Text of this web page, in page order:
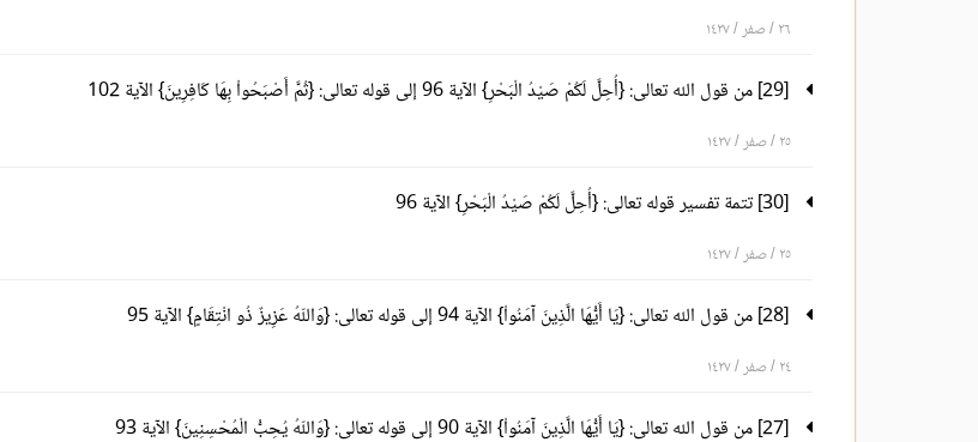
٢٦ / صفر / ١٤٢٧
[29] من قول الله تعالى: {أُحِلَّ لَكُمْ صَيْدُ الْبَحْرِ} الآية 96 إلى قوله تعالى: {ثُمَّ أَصْبَحُواْ بِهَا كَافِرِينَ} الآية 102
٢٥ / صفر / ١٤٢٧
[30] تتمة تفسير قوله تعالى: {أُحِلَّ لَكُمْ صَيْدُ الْبَحْرِ} الآية 96
٢٥ / صفر / ١٤٢٧
[28] من قول الله تعالى: {يَا أَيُّهَا الَّذِينَ آمَنُواْ} الآية 94 إلى قوله تعالى: {وَاللّهُ عَزِيزٌ ذُو انْتِقَامٍ} الآية 95
٢٤ / صفر / ١٤٢٧
[27] من قول الله تعالى: {يَا أَيُّهَا الَّذِينَ آمَنُواْ} الآية 90 إلى قوله تعالى: {وَاللّهُ يُحِبُّ الْمُحْسِنِينَ} الآية 93